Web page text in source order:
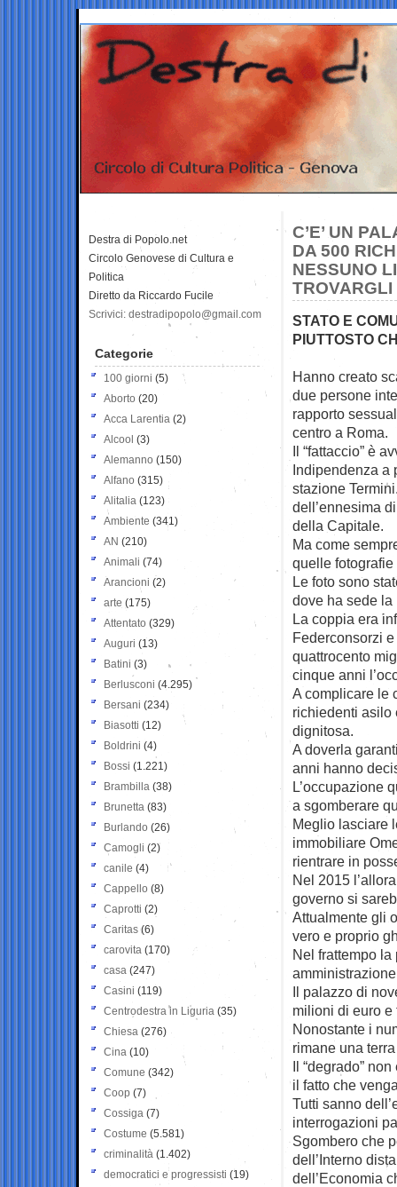
C’E’ UN
DA 500
NESSUNO
STATO E
PIUTTOSTO
Hanno creato
due persone
rapporto
centro a Roma.
Il “fattaccio” è
Indipendenza a
stazione
dell’ennesima
della Capitale.
Ma come
quelle fotografie
Le foto sono
dove ha sede
La coppia era
Federconsorzi
quattrocento
cinque anni
A complicare le
richiedenti asilo
dignitosa.
A doverla
anni hanno
L’occupazione
a sgomberare
Meglio lasciare
immobiliare
rientrare in
Nel 2015
governo si
Attualmente gli
vero e proprio
Nel frattempo
Il palazzo di
milioni di euro e
Nonostante i
rimane una
Il “degrado”
il fatto che
Tutti sanno
interrogazioni
Sgombero che
dell’Interno
dell’Economia
Destra di Popolo.net
Circolo Genovese di Cultura e
Politica
Diretto da Riccardo Fucile
Scrivici: destradipopolo@gmail.com
Categorie
100 giorni (5)
Aborto (20)
Acca Larentia (2)
Alcool (3)
Alemanno (150)
Alfano (315)
Alitalia (123)
Ambiente (341)
AN (210)
Animali (74)
Arancioni (2)
arte (175)
Attentato (329)
Auguri (13)
Batini (3)
Berlusconi (4.295)
Bersani (234)
Biasotti (12)
Boldrini (4)
Bossi (1.221)
Brambilla (38)
Brunetta (83)
Burlando (26)
Camogli (2)
canile (4)
Cappello (8)
Caprotti (2)
Caritas (6)
carovita (170)
casa (247)
Casini (119)
Centrodestra in Liguria (35)
Chiesa (276)
Cina (10)
Comune (342)
Coop (7)
Cossiga (7)
Costume (5.581)
criminalità (1.402)
democratici e progressisti (19)